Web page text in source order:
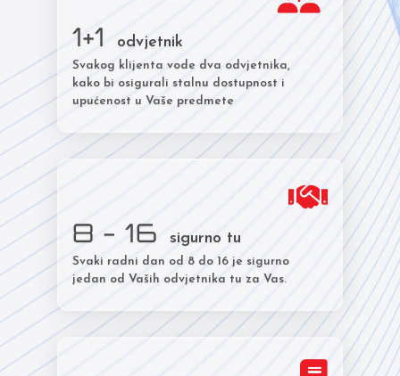
1+1 odvjetnik
Svakog klijenta vode dva odvjetnika,
kako bi osigurali stalnu dostupnost i
upućenost u Vaše predmete
8 - 16 sigurno tu
Svaki radni dan od 8 do 16 je sigurno
jedan od Vaših odvjetnika tu za Vas.